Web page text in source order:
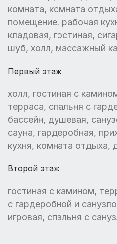
комната, комната
помещение, рабочая
кладовая, гостиная,
шуб, холл, массажный
Первый этаж
холл, гостиная с
терраса, спальня с
бассейн, душевая,
сауна, гардеробная,
кухня, комната отдыха,
Второй этаж
гостиная с камином,
с гардеробной и
игровая, спальня с